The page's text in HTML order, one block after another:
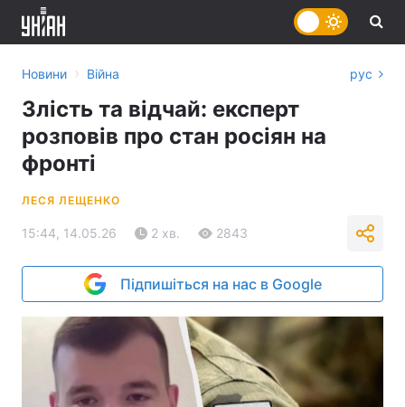
Новини › Війна рус
Злість та відчай: експерт
розповів про стан росіян на
фронті
ЛЕСЯ ЛЕЩЕНКО
15:44, 14.05.26 2 хв. 2843
Підпишіться на нас в Google